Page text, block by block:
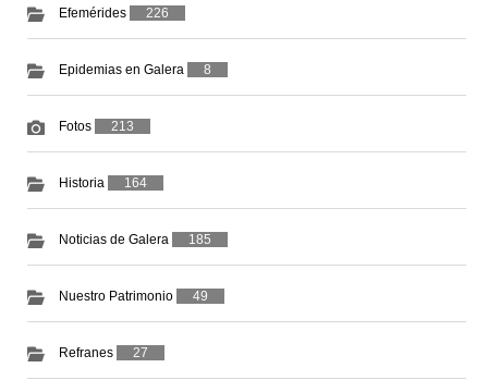
Efemérides 226
Epidemias en Galera 8
Fotos 213
Historia 164
Noticias de Galera 185
Nuestro Patrimonio 49
Refranes 27